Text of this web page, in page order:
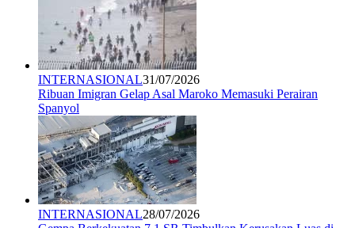
INTERNASIONAL31/07/2026
Ribuan Imigran Gelap Asal Maroko Memasuki Perairan
Spanyol
INTERNASIONAL28/07/2026